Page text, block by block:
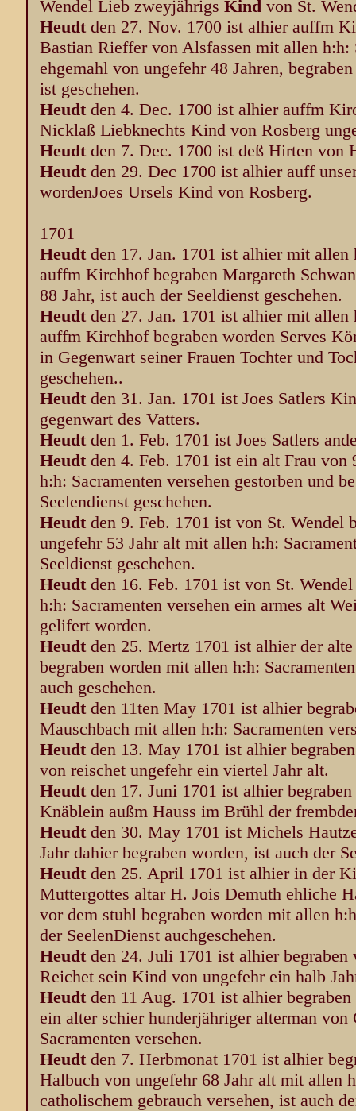
Wendel Lieb zweyjährigs Kind von St.
Heudt den 27. Nov. 1700 ist alhier auffm
Bastian Rieffer von Alsfassen mit allen h:h:
ehgemahl von ungefehr 48 Jahren,
ist geschehen.
Heudt den 4. Dec. 1700 ist alhier auffm
Nicklaß Liebknechts Kind von Rosberg
Heudt den 7. Dec. 1700 ist deß Hirten von
Heudt den 29. Dec 1700 ist alhier auff
wordenJoes Ursels Kind von Rosberg.
1701
Heudt den 17. Jan. 1701 ist alhier mit allen
auffm Kirchhof begraben Margareth
88 Jahr, ist auch der Seeldienst geschehen.
Heudt den 27. Jan. 1701 ist alhier mit allen
auffm Kirchhof begraben worden Serves
in Gegenwart seiner Frauen Tochter und
geschehen..
Heudt den 31. Jan. 1701 ist Joes Satlers
gegenwart des Vatters.
Heudt den 1. Feb. 1701 ist Joes Satlers
Heudt den 4. Feb. 1701 ist ein alt Frau
h:h: Sacramenten versehen gestorben und
Seelendienst geschehen.
Heudt den 9. Feb. 1701 ist von St. Wendel
ungefehr 53 Jahr alt mit allen h:h:
Seeldienst geschehen.
Heudt den 16. Feb. 1701 ist von St.
h:h: Sacramenten versehen ein armes alt
gelifert worden.
Heudt den 25. Mertz 1701 ist alhier der
begraben worden mit allen h:h:
auch geschehen.
Heudt den 11ten May 1701 ist alhier
Mauschbach mit allen h:h: Sacramenten
Heudt den 13. May 1701 ist alhier
von reischet ungefehr ein viertel Jahr alt.
Heudt den 17. Juni 1701 ist alhier
Knäblein außm Hauss im Brühl der
Heudt den 30. May 1701 ist Michels
Jahr dahier begraben worden, ist auch der
Heudt den 25. April 1701 ist alhier in der
Muttergottes altar H. Jois Demuth ehliche
vor dem stuhl begraben worden mit allen
der SeelenDienst auchgeschehen.
Heudt den 24. Juli 1701 ist alhier begraben
Reichet sein Kind von ungefehr ein halb
Heudt den 11 Aug. 1701 ist alhier
ein alter schier hunderjähriger alterman
Sacramenten versehen.
Heudt den 7. Herbmonat 1701 ist alhier
Halbuch von ungefehr 68 Jahr alt mit allen
catholischem gebrauch versehen, ist auch